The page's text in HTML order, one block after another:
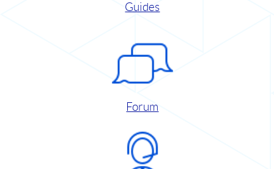
Guides
Forum